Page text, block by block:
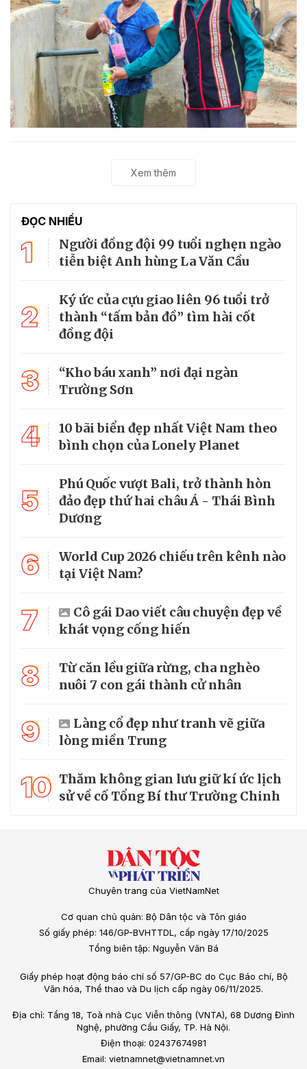
Xem thêm
ĐỌC NHIỀU
1
Người đồng đội 99 tuổi nghẹn ngào
tiễn biệt Anh hùng La Văn Cầu
2
Ký ức của cựu giao liên 96 tuổi trở
thành “tấm bản đồ” tìm hài cốt
đồng đội
3
“Kho báu xanh” nơi đại ngàn
Trường Sơn
4
10 bãi biển đẹp nhất Việt Nam theo
bình chọn của Lonely Planet
5
Phú Quốc vượt Bali, trở thành hòn
đảo đẹp thứ hai châu Á - Thái Bình
Dương
6
World Cup 2026 chiếu trên kênh nào
tại Việt Nam?
7
Cô gái Dao viết câu chuyện đẹp về
khát vọng cống hiến
8
Từ căn lều giữa rừng, cha nghèo
nuôi 7 con gái thành cử nhân
9
Làng cổ đẹp như tranh vẽ giữa
lòng miền Trung
10 Thăm không gian lưu giữ kí ức lịch
sử về cố Tổng Bí thư Trường Chinh
Chuyên trang của VietNamNet
Cơ quan chủ quản: Bộ Dân tộc và Tôn giáo
Số giấy phép: 146/GP-BVHTTDL, cấp ngày 17/10/2025
Tổng biên tập: Nguyễn Văn Bá
Giấy phép hoạt động báo chí số 57/GP-BC do Cục Báo chí, Bộ
Văn hóa, Thể thao và Du lịch cấp ngày 06/11/2025.
Địa chỉ: Tầng 18, Toà nhà Cục Viễn thông (VNTA), 68 Dương Đình
Nghệ, phường Cầu Giấy, TP. Hà Nội.
Điện thoại: 02437674981
Email: vietnamnet@vietnamnet.vn